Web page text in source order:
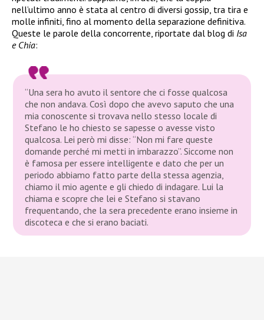
nell’ultimo anno è stata al centro di diversi gossip, tra tira e
molle infiniti, fino al momento della separazione definitiva.
Queste le parole della concorrente, riportate dal blog di Isa
e Chia:
“Una sera ho avuto il sentore che ci fosse qualcosa
che non andava. Così dopo che avevo saputo che una
mia conoscente si trovava nello stesso locale di
Stefano le ho chiesto se sapesse o avesse visto
qualcosa. Lei però mi disse: “Non mi fare queste
domande perché mi metti in imbarazzo”. Siccome non
è famosa per essere intelligente e dato che per un
periodo abbiamo fatto parte della stessa agenzia,
chiamo il mio agente e gli chiedo di indagare. Lui la
chiama e scopre che lei e Stefano si stavano
frequentando, che la sera precedente erano insieme in
discoteca e che si erano baciati.